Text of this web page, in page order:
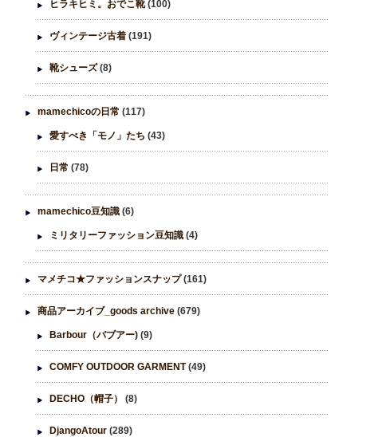
ヒラキヒミ。おでこ靴(100)
ヴィンテージ古着 (191)
靴シューズ(8)
mamechicoの日常 (117)
愛すべき「モノ」たち (43)
日常 (78)
mamechico豆知識 (6)
ミリタリーファッション豆知識 (4)
マメチコ★ファッションスナップ(161)
商品アーカイブ_goods archive (679)
Barbour（バブアー) (9)
COMFY OUTDOOR GARMENT(49)
DECHO（帽子） (8)
DjangoAtour (289)